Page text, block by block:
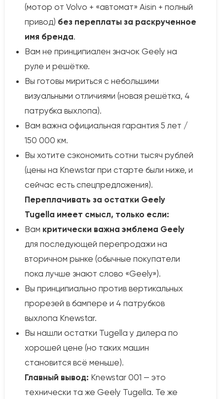
(мотор от Volvo + «автомат» Aisin + полный
привод) без переплаты за раскрученное
имя бренда.
Вам не принципиален значок Geely на
руле и решётке.
Вы готовы мириться с небольшими
визуальными отличиями (новая решётка, 4
патрубка выхлопа).
Вам важна официальная гарантия 5 лет /
150 000 км.
Вы хотите сэкономить сотни тысяч рублей
(цены на Knewstar при старте были ниже, и
сейчас есть спецпредложения).
Переплачивать за остатки Geely
Tugella имеет смысл, только если:
Вам критически важна эмблема Geely
для последующей перепродажи на
вторичном рынке (обычные покупатели
пока лучше знают слово «Geely»).
Вы принципиально против вертикальных
прорезей в бампере и 4 патрубков
выхлопа Knewstar.
Вы нашли остатки Tugella у дилера по
хорошей цене (но таких машин
становится всё меньше).
Главный вывод: Knewstar 001 — это
технически та же Geely Tugella. Те же